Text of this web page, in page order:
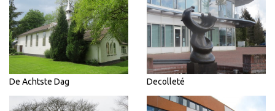
De Achtste Dag Decolleté